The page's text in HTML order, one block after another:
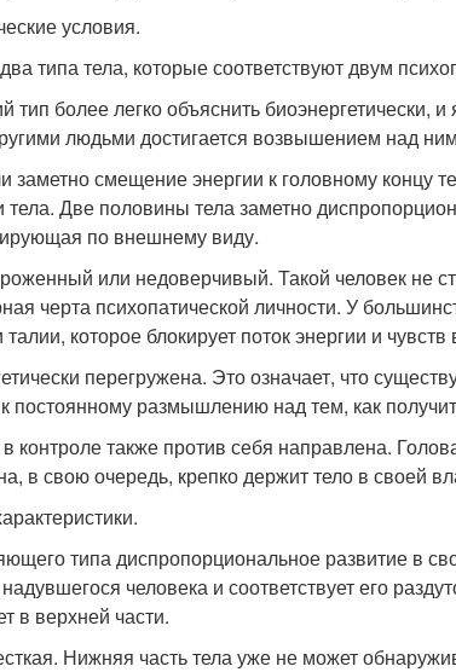
условия.
типа тела, которые соответствуют двум
более легко объяснить биоэнергетически,
людьми достигается возвышением над
заметно смещение энергии к головному концу
тела. Две половины тела заметно
по внешнему виду.
или недоверчивый. Такой человек не
черта психопатической личности. У
которое блокирует поток энергии и чувств
перегружена. Это означает, что
постоянному размышлению над тем, как
контроле также против себя направлена.
в свою очередь, крепко держит тело в своей
типа диспропорциональное развитие в
человека и соответствует его
в верхней части.
Нижняя часть тела уже не может